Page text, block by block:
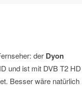
der Dyon
und ist mit DVB T2 HD
Besser wäre natürlich